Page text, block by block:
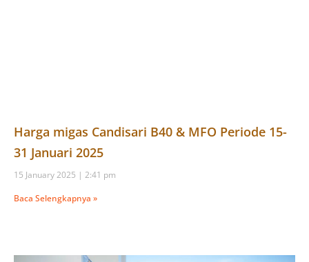
Harga migas Candisari B40 & MFO Periode 15-
31 Januari 2025
15 January 2025
2:41 pm
Baca Selengkapnya »